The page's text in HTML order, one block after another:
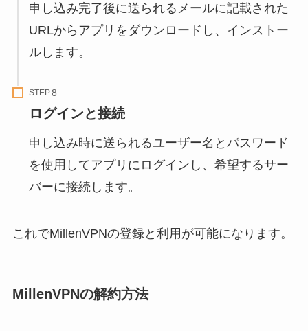
申し込み完了後に送られるメールに記載された
URLからアプリをダウンロードし、インストー
ルします。
STEP
ログインと接続
申し込み時に送られるユーザー名とパスワード
を使用してアプリにログインし、希望するサー
バーに接続します。
これでMillenVPNの登録と利用が可能になります。
MillenVPNの解約方法